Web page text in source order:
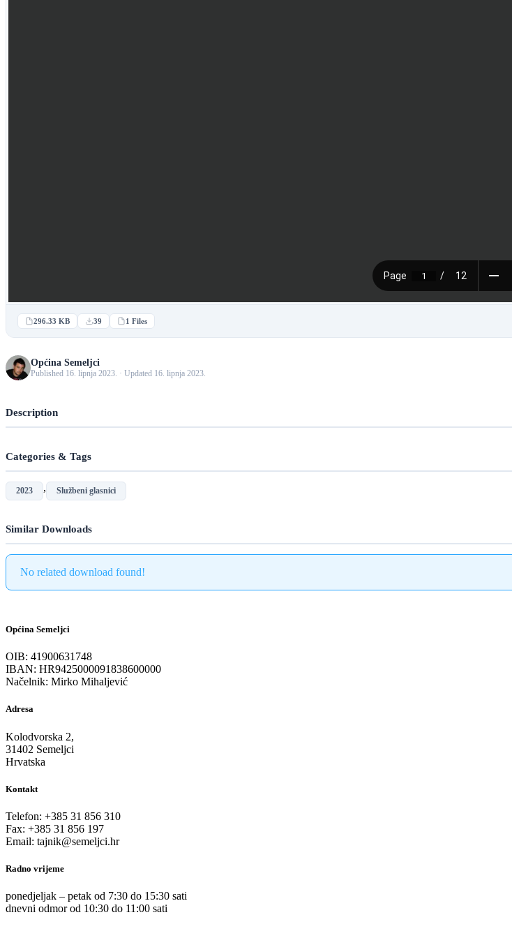
296.33 KB 39 1 Files
Općina Semeljci
Published 16. lipnja 2023. · Updated 16. lipnja 2023.
Description
Categories & Tags
2023 , Službeni glasnici
Similar Downloads
No related download found!
Općina Semeljci
OIB: 41900631748
IBAN: HR9425000091838600000
Načelnik: Mirko Mihaljević
Adresa
Kolodvorska 2,
31402 Semeljci
Hrvatska
Kontakt
Telefon: +385 31 856 310
Fax: +385 31 856 197
Email: tajnik@semeljci.hr
Radno vrijeme
ponedjeljak – petak od 7:30 do 15:30 sati
dnevni odmor od 10:30 do 11:00 sati